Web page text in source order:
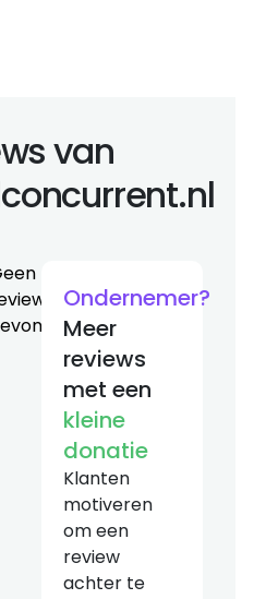
van
Ondernemer?
Meer
reviews
met een
kleine
donatie
Klanten
motiveren
om een
review
achter te